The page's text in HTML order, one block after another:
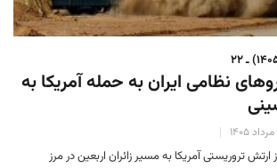
نظامی ایران به حمله آمریکا به
تروریستی آمریکا به مسیر زائران اربعین در مرز